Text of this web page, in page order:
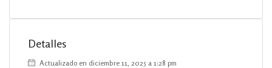
Detalles
Actualizado en diciembre 11, 2025 a 1:28 pm